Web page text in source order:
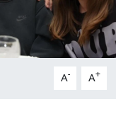
A- A+